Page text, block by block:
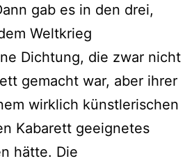
gab es in den drei,
Weltkrieg
Dichtung, die zwar nicht
gemacht war, aber ihrer
wirklich künstlerischen
Kabarett geeignetes
hätte. Die